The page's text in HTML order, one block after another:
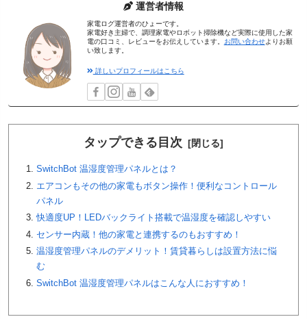
運営者情報
家電ログ運営者のひょーです。
家電好き主婦で、調理家電やロボット掃除機など実際に使用した家
電の口コミ、レビューをお伝えしています。 お問い合わせよりお願
い致します。
詳しいプロフィールはこちら
タップできる目次
SwitchBot 温湿度管理パネルとは？
エアコンもその他の家電もボタン操作！便利なコントロール
パネル
快適度UP！LEDバックライト搭載で温湿度を確認しやすい
センサー内蔵！他の家電と連携するのもおすすめ！
温湿度管理パネルのデメリット！賃貸暮らしは設置方法に悩
む
SwitchBot 温湿度管理パネルはこんな人におすすめ！